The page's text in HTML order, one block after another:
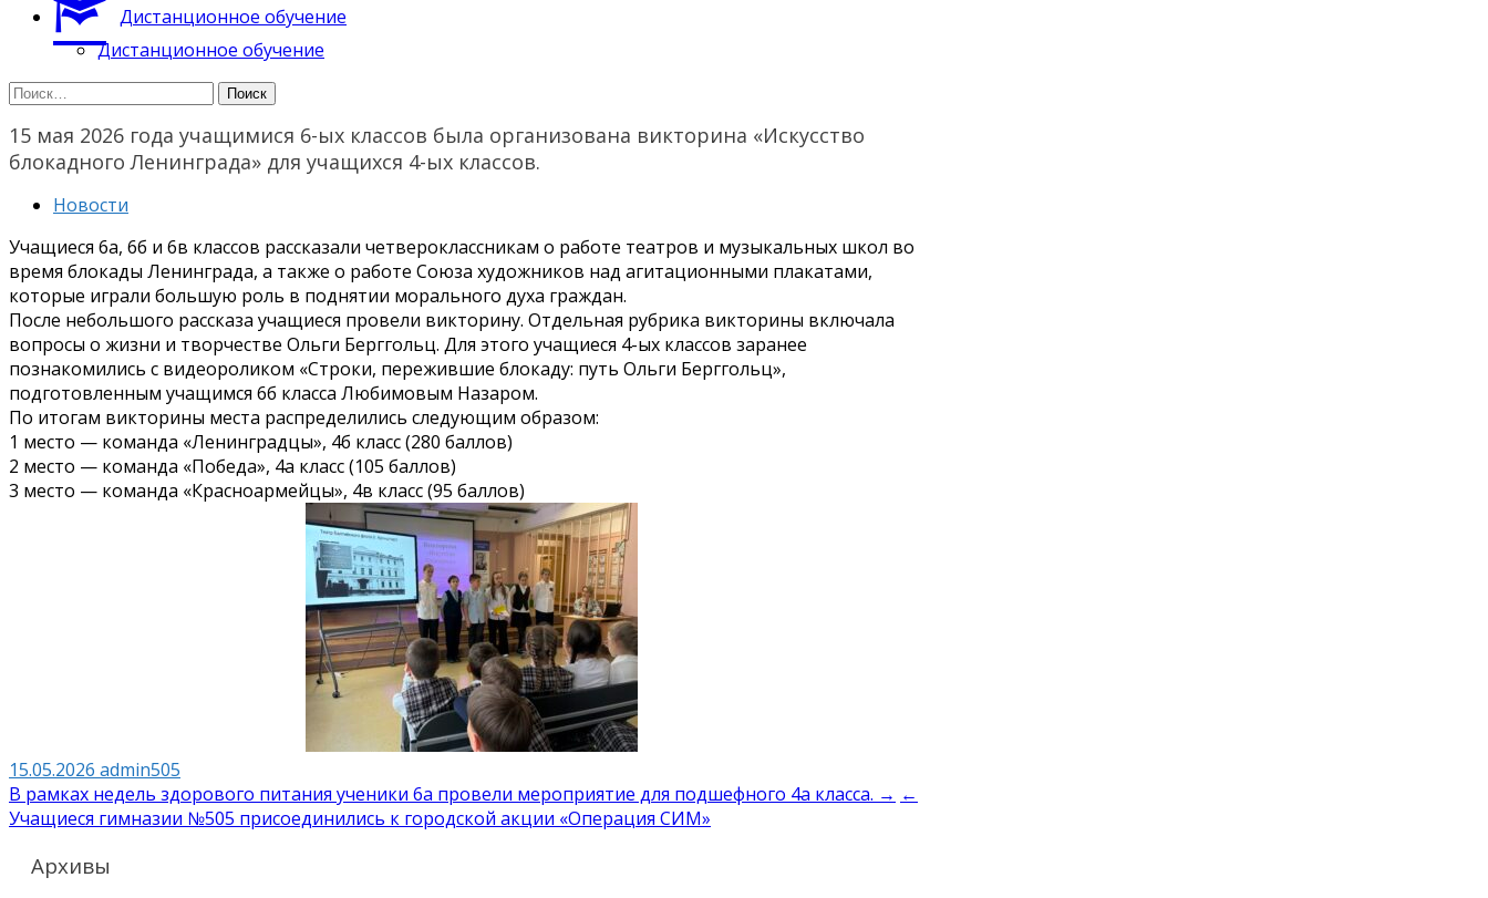
Дистанционное обучение
Дистанционное обучение
Найти:
15 мая 2026 года учащимися 6-ых классов была организована викторина «Искусство
блокадного Ленинграда» для учащихся 4-ых классов.
Новости
Учащиеся 6а, 6б и 6в классов рассказали четвероклассникам о работе театров и музыкальных школ во
время блокады Ленинграда, а также о работе Союза художников над агитационными плакатами,
которые играли большую роль в поднятии морального духа граждан.
После небольшого рассказа учащиеся провели викторину. Отдельная рубрика викторины включала
вопросы о жизни и творчестве Ольги Берггольц. Для этого учащиеся 4-ых классов заранее
познакомились с видеороликом «Строки, пережившие блокаду: путь Ольги Берггольц»,
подготовленным учащимся 6б класса Любимовым Назаром.
По итогам викторины места распределились следующим образом:
1 место — команда «Ленинградцы», 4б класс (280 баллов)
2 место — команда «Победа», 4а класс (105 баллов)
3 место — команда «Красноармейцы», 4в класс (95 баллов)
15.05.2026 admin505
Навигация
по
В рамках недель здорового питания ученики 6а провели мероприятие для подшефного 4а класса. → ←
Учащиеся гимназии №505 присоединились к городской акции «Операция СИМ»
Архивы